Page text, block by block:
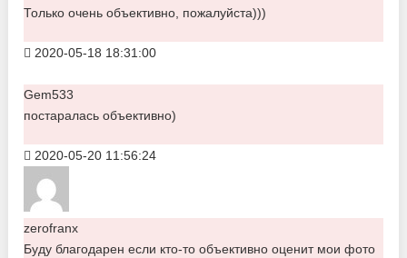
Только очень объективно, пожалуйста)))
2020-05-18 18:31:00
Gem533
постаралась объективно)
2020-05-20 11:56:24
zerofranx
Буду благодарен если кто-то объективно оценит мои фото